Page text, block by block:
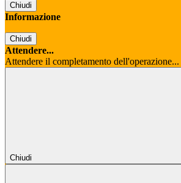
Chiudi
Informazione
Chiudi
Attendere...
Attendere il completamento dell'operazione...
Chiudi